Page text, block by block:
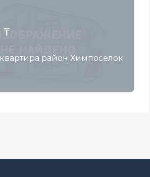
₸
район Химпоселок